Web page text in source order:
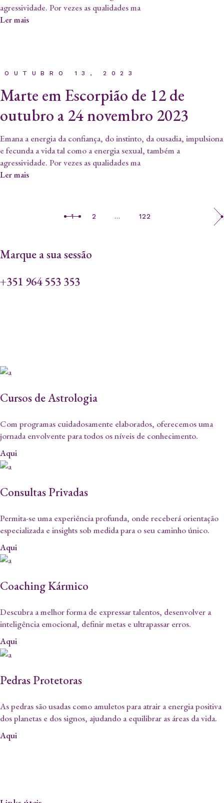
agressividade. Por vezes as qualidades ma
Ler mais
OUTUBRO 13, 2023
Marte em Escorpião de 12 de
outubro a 24 novembro 2023
Emana a energia da confiança, do instinto, da ousadia, impulsiona
e fecunda a vida tal como a energia sexual, também a
agressividade. Por vezes as qualidades ma
Ler mais
1 2 … 122
Marque a sua sessão
+351 964 553 353
Cursos de Astrologia
Com programas cuidadosamente elaborados, oferecemos uma
jornada envolvente para todos os níveis de conhecimento.
Aqui
Consultas Privadas
Permita-se uma experiência profunda, onde receberá orientação
especializada e insights sob medida para o seu caminho único.
Aqui
Coaching Kármico
Descubra a melhor forma de expressar talentos, desenvolver a
inteligência emocional, definir metas e ultrapassar erros.
Aqui
Pedras Protetoras
As pedras são usadas como amuletos para atrair a energia positiva
dos planetas e dos signos, ajudando a equilibrar as áreas da vida.
Aqui